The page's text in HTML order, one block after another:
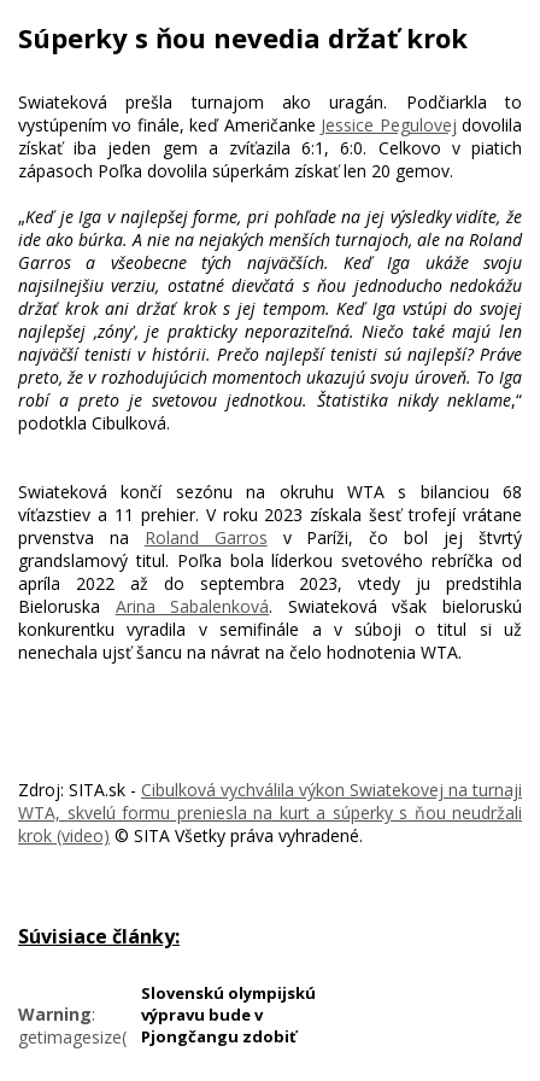
Súperky s ňou nevedia držať krok
Swiateková prešla turnajom ako uragán. Podčiarkla to
vystúpením vo finále, keď Američanke Jessice Pegulovej dovolila
získať iba jeden gem a zvíťazila 6:1, 6:0. Celkovo v piatich
zápasoch Poľka dovolila súperkám získať len 20 gemov.
„Keď je Iga v najlepšej forme, pri pohľade na jej výsledky vidíte, že
ide ako búrka. A nie na nejakých menších turnajoch, ale na Roland
Garros a všeobecne tých najväčších. Keď Iga ukáže svoju
najsilnejšiu verziu, ostatné dievčatá s ňou jednoducho nedokážu
držať krok ani držať krok s jej tempom. Keď Iga vstúpi do svojej
najlepšej ‚zóny', je prakticky neporaziteľná. Niečo také majú len
najväčší tenisti v histórii. Prečo najlepší tenisti sú najlepší? Práve
preto, že v rozhodujúcich momentoch ukazujú svoju úroveň. To Iga
robí a preto je svetovou jednotkou. Štatistika nikdy neklame,“
Swiateková končí sezónu na okruhu WTA s bilanciou 68
víťazstiev a 11 prehier. V roku 2023 získala šesť trofejí vrátane
prvenstva na Roland Garros v Paríži, čo bol jej štvrtý
grandslamový titul. Poľka bola líderkou svetového rebríčka od
apríla 2022 až do septembra 2023, vtedy ju predstihla
Bieloruska Arina Sabalenková. Swiateková však bieloruskú
konkurentku vyradila v semifinále a v súboji o titul si už
nenechala ujsť šancu na návrat na čelo hodnotenia WTA.
Zdroj: SITA.sk - Cibulková vychválila výkon Swiatekovej na turnaji
WTA, skvelú formu preniesla na kurt a súperky s ňou neudržali
krok (video) © SITA Všetky práva vyhradené.
Súvisiace články:
Warning:
getimagesize(https://cdn.webnoviny.sk/sites/34/2017/11/img_4594-
Slovenskú olympijskú
výpravu bude v
Pjongčangu zdobiť